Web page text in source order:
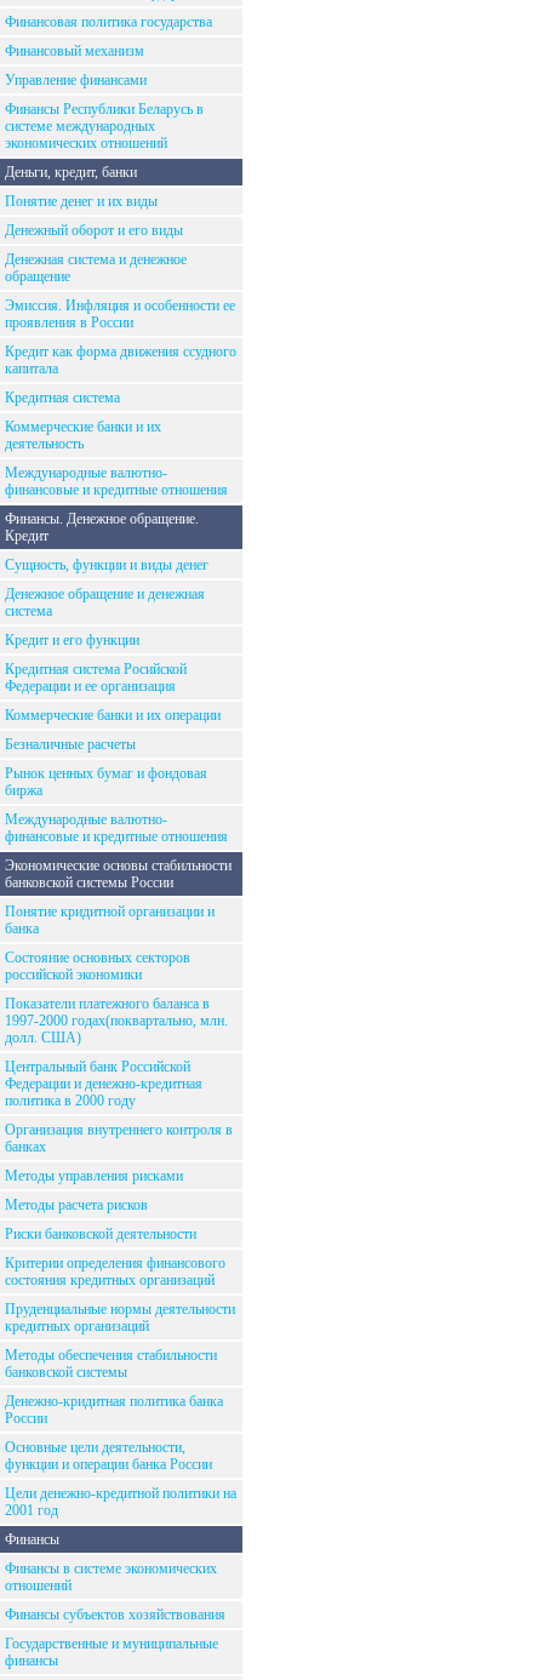
Финансовая политика государства
Финансовый механизм
Управление финансами
Финансы Республики Беларусь в
системе международных
экономических отношений
Деньги, кредит, банки
Понятие денег и их виды
Денежный оборот и его виды
Денежная система и денежное
обращение
Эмиссия. Инфляция и особенности ее
проявления в России
Кредит как форма движения ссудного
капитала
Кредитная система
Коммерческие банки и их
деятельность
Международные валютно-
финансовые и кредитные отношения
Финансы. Денежное обращение.
Кредит
Сущность, функции и виды денег
Денежное обращение и денежная
система
Кредит и его функции
Кредитная система Росийской
Федерации и ее организация
Коммерческие банки и их операции
Безналичные расчеты
Рынок ценных бумаг и фондовая
биржа
Международные валютно-
финансовые и кредитные отношения
Экономические основы стабильности
банковской системы России
Понятие кридитной организации и
банка
Состояние основных секторов
российской экономики
Показатели платежного баланса в
1997-2000 годах(поквартально, млн.
долл. США)
Центральный банк Российской
Федерации и денежно-кредитная
политика в 2000 году
Организация внутреннего контроля в
банках
Методы управления рисками
Методы расчета рисков
Риски банковской деятельности
Критерии определения финансового
состояния кредитных организаций
Пруденциальные нормы деятельности
кредитных организаций
Методы обеспечения стабильности
банковской системы
Денежно-кридитная политика банка
России
Основные цели деятельности,
функции и операции банка России
Цели денежно-кредитной политики на
2001 год
Финансы
Финансы в системе экономических
отношений
Финансы субъектов хозяйствования
Государственные и муниципальные
финансы